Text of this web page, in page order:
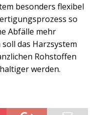
besonders flexibel
so
Abfälle mehr
das Harzsystem
Rohstoffen
werden.